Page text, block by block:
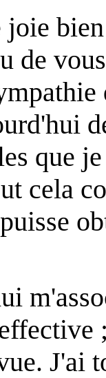
joie
de
que
cela
J'ai